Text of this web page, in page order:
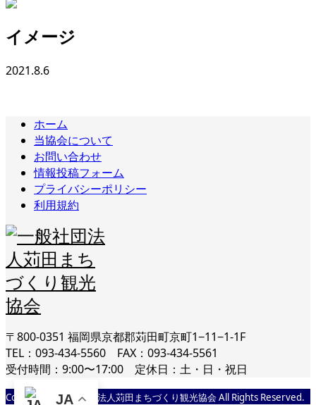
イメージ
2021.8.6
ホーム
当協会について
お問い合わせ
情報投稿フォーム
プライバシーポリシー
利用規約
〒800-0351 福岡県京都郡苅田町京町1−11−1-1F
TEL：093-434-5560 FAX：093-434-5561
受付時間：9:00〜17:00 定休日：土・日・祝日
Copyright © 一般社団法人苅田まちづくり観光協会 All Rights Reserved.
JA